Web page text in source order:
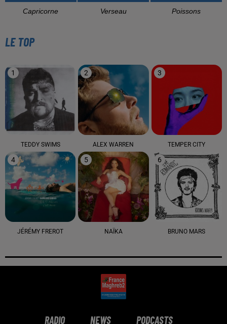
Capricorne Verseau Poissons
LE TOP
1
TEDDY SWIMS
2
ALEX WARREN
3
TEMPER CITY
4
JÉRÉMY FREROT
5
NAÏKA
6
BRUNO MARS
RADIO NEWS PODCASTS